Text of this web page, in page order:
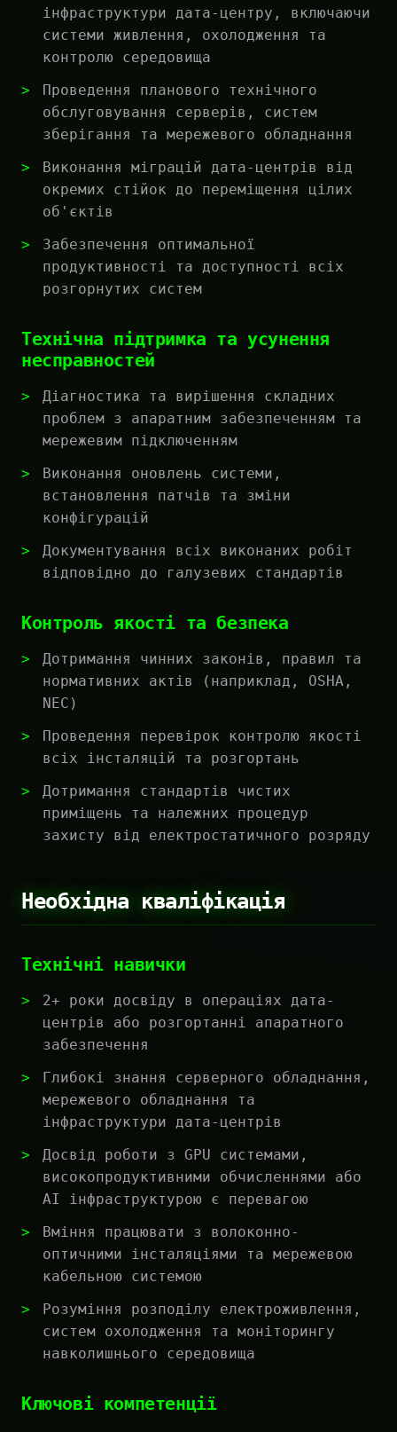
інфраструктури дата-центру, включаючи
системи живлення, охолодження та
контролю середовища
Проведення планового технічного
обслуговування серверів, систем
зберігання та мережевого обладнання
Виконання міграцій дата-центрів від
окремих стійок до переміщення цілих
об'єктів
Забезпечення оптимальної
продуктивності та доступності всіх
розгорнутих систем
Технічна підтримка та усунення
несправностей
Діагностика та вирішення складних
проблем з апаратним забезпеченням та
мережевим підключенням
Виконання оновлень системи,
встановлення патчів та зміни
конфігурацій
Документування всіх виконаних робіт
відповідно до галузевих стандартів
Контроль якості та безпека
Дотримання чинних законів, правил та
нормативних актів (наприклад, OSHA,
NEC)
Проведення перевірок контролю якості
всіх інсталяцій та розгортань
Дотримання стандартів чистих
приміщень та належних процедур
захисту від електростатичного розряду
Необхідна кваліфікація
Технічні навички
2+ роки досвіду в операціях дата-
центрів або розгортанні апаратного
забезпечення
Глибокі знання серверного обладнання,
мережевого обладнання та
інфраструктури дата-центрів
Досвід роботи з GPU системами,
високопродуктивними обчисленнями або
AI інфраструктурою є перевагою
Вміння працювати з волоконно-
оптичними інсталяціями та мережевою
кабельною системою
Розуміння розподілу електроживлення,
систем охолодження та моніторингу
навколишнього середовища
Ключові компетенції